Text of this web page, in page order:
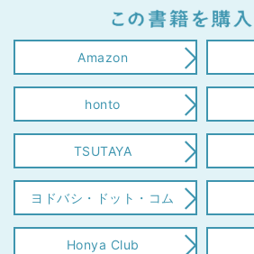
Amazon
honto
TSUTAYA
ヨドバシ・ドット・コム
Honya Club